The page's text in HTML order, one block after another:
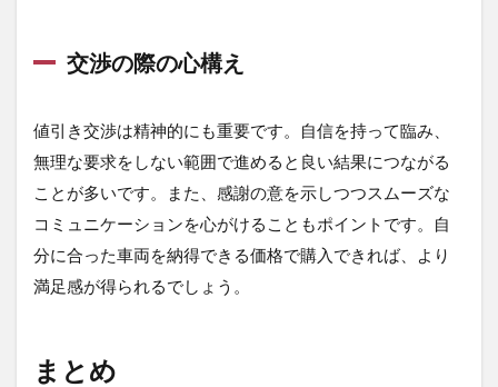
交渉の際の心構え
値引き交渉は精神的にも重要です。自信を持って臨み、
無理な要求をしない範囲で進めると良い結果につながる
ことが多いです。また、感謝の意を示しつつスムーズな
コミュニケーションを心がけることもポイントです。自
分に合った車両を納得できる価格で購入できれば、より
満足感が得られるでしょう。
まとめ